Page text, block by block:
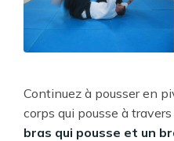
Continuez à pousser en
corps qui pousse à travers
bras qui pousse et un